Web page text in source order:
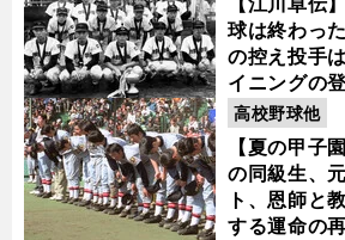
球は終わっ
の控え投手
イニングの
指名を受けた
【夏の甲子
の同級生、
ト、恩師と
する運命の
高校野球他